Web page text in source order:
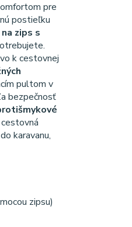
pre
postieľku
zips s
k cestovnej
pultom v
bezpečnosť
karavanu,
zipsu)